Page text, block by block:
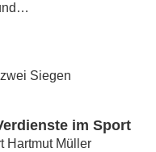
Siegen
im Sport
Hartmut Müller